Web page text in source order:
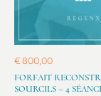
€800,00
FORFAIT
SOURCILS – 4